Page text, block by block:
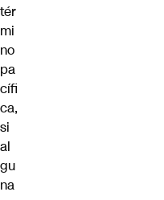
tér
mi
no
pa
cífi
ca,
si
al
gu
na